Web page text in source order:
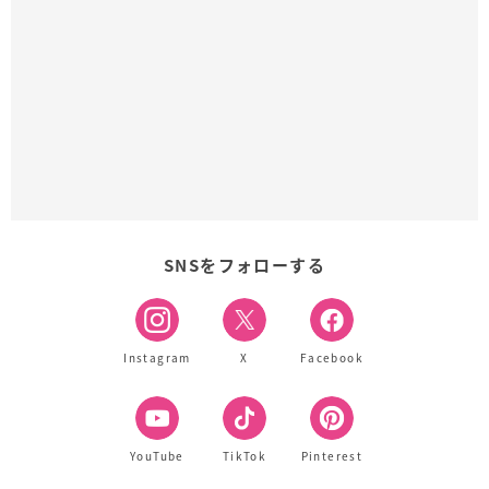
SNSをフォローする
Instagram X Facebook
YouTube TikTok Pinterest